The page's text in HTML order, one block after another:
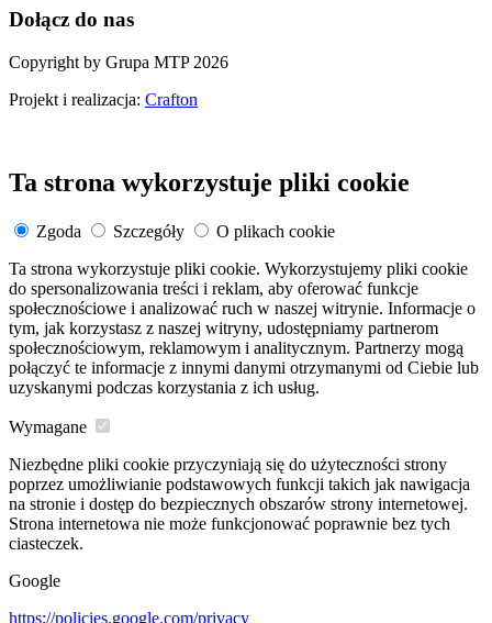
Dołącz do nas
Copyright by Grupa MTP 2026
Projekt i realizacja: Crafton
Ta strona wykorzystuje pliki cookie
Zgoda Szczegóły
O plikach cookie
Ta strona wykorzystuje pliki cookie. Wykorzystujemy pliki cookie
do spersonalizowania treści i reklam, aby oferować funkcje
społecznościowe i analizować ruch w naszej witrynie. Informacje o
tym, jak korzystasz z naszej witryny, udostępniamy partnerom
społecznościowym, reklamowym i analitycznym. Partnerzy mogą
połączyć te informacje z innymi danymi otrzymanymi od Ciebie lub
uzyskanymi podczas korzystania z ich usług.
Wymagane
Niezbędne pliki cookie przyczyniają się do użyteczności strony
poprzez umożliwianie podstawowych funkcji takich jak nawigacja
na stronie i dostęp do bezpiecznych obszarów strony internetowej.
Strona internetowa nie może funkcjonować poprawnie bez tych
ciasteczek.
Google
https://policies.google.com/privacy